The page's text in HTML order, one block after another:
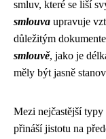
smluv, které se liší
smlouva upravuje
důležitým
smlouvě, jako je
měly být jasně
Mezi nejčastější
přináší jistotu na